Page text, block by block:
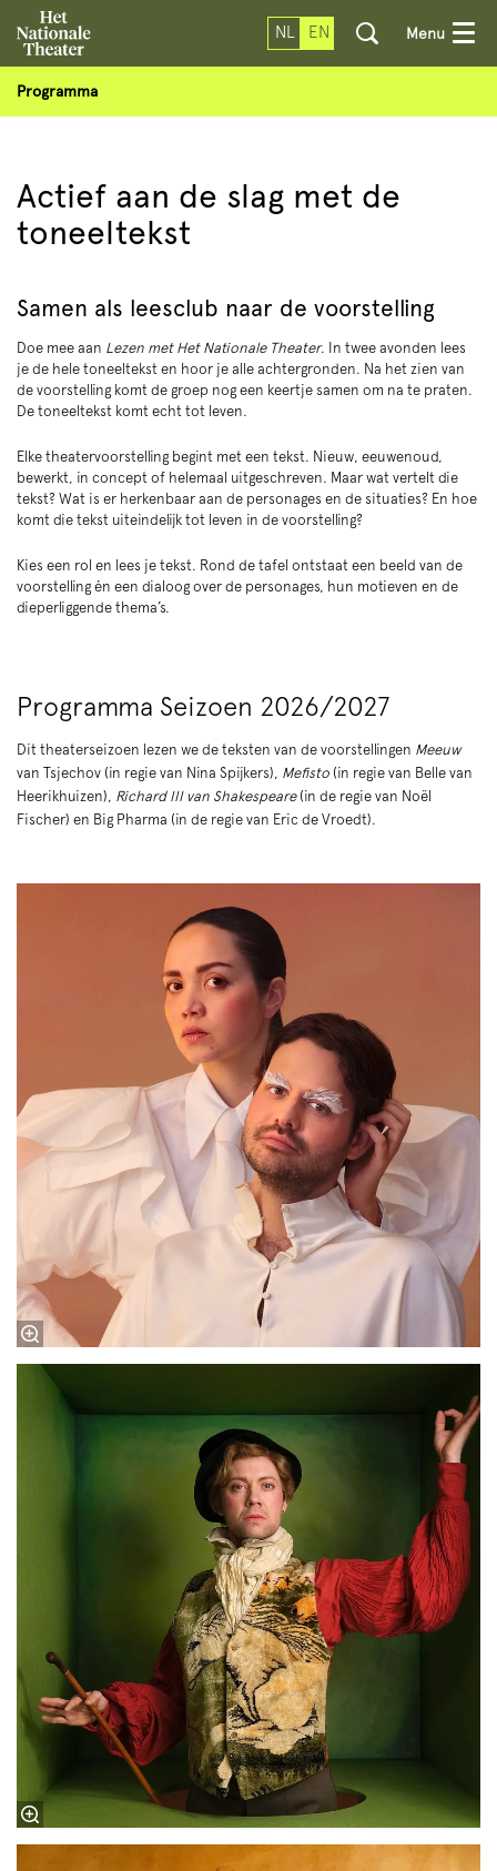
NL EN Menu
Programma
Actief aan de slag met de
toneeltekst
Samen als leesclub naar de voorstelling
Doe mee aan Lezen met Het Nationale Theater. In twee avonden lees
je de hele toneeltekst en hoor je alle achtergronden. Na het zien van
de voorstelling komt de groep nog een keertje samen om na te praten.
De toneeltekst komt echt tot leven.
Elke theatervoorstelling begint met een tekst. Nieuw, eeuwenoud,
bewerkt, in concept of helemaal uitgeschreven. Maar wat vertelt die
tekst? Wat is er herkenbaar aan de personages en de situaties? En hoe
komt die tekst uiteindelijk tot leven in de voorstelling?
Kies een rol en lees je tekst. Rond de tafel ontstaat een beeld van de
voorstelling én een dialoog over de personages, hun motieven en de
dieperliggende thema’s.
Programma Seizoen 2026/2027
Dit theaterseizoen lezen we de teksten van de voorstellingen Meeuw
van Tsjechov (in regie van Nina Spijkers), Mefisto (in regie van Belle van
Heerikhuizen), Richard III van Shakespeare (in de regie van Noël
Fischer) en Big Pharma (in de regie van Eric de Vroedt).